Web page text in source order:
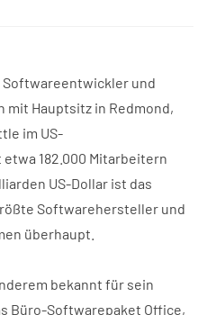
Softwareentwickler und
mit Hauptsitz in Redmond,
im US-
etwa 182.000 Mitarbeitern
US-Dollar ist das
Softwarehersteller und
überhaupt
bekannt für sein
Büro-Softwarepaket Office,